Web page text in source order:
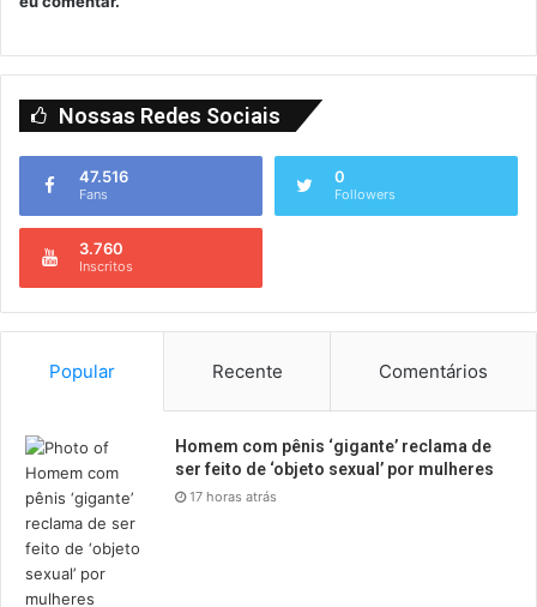
Nossas Redes Sociais
47.516
Fans
0
Followers
3.760
Inscritos
Popular Recente Comentários
Homem com pênis ‘gigante’ reclama de
ser feito de ‘objeto sexual’ por mulheres
17 horas atrás